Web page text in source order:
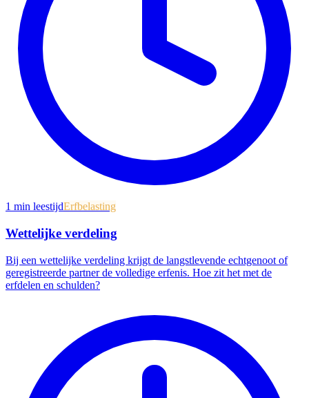
1 min leestijdErfbelasting
Wettelijke verdeling
Bij een wettelijke verdeling krijgt de langstlevende echtgenoot of
geregistreerde partner de volledige erfenis. Hoe zit het met de
erfdelen en schulden?